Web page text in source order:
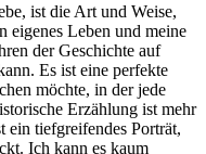
ist die Art und Weise,
eigenes Leben und meine
der Geschichte auf
Es ist eine perfekte
möchte, in der jede
Erzählung ist mehr
ein tiefgreifendes Porträt,
Ich kann es kaum